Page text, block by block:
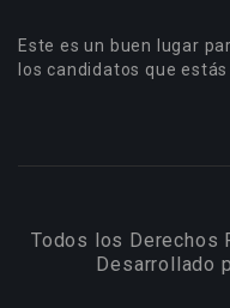
Este es un buen lugar
los candidatos que
Todos los Derechos
Desarrollado